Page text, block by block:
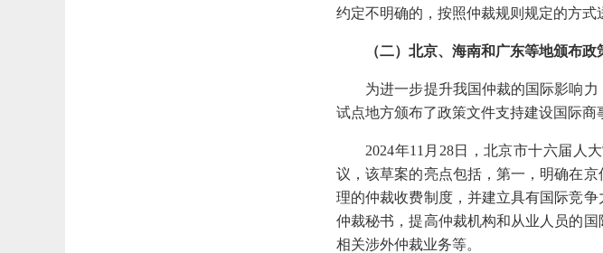
约定不明确的，按照仲裁规则规定的方式
（二）北京、海南和广东等地颁布
为进一步提升我国仲裁的国际影响
试点地方颁布了政策文件支持建设国际
2024年11月28日，北京市十六届人
议，该草案的亮点包括，第一，明确在
理的仲裁收费制度，并建立具有国际竞
仲裁秘书，提高仲裁机构和从业人员的
相关涉外仲裁业务等。